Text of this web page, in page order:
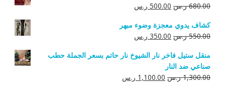
680.00 ر.س السعر
هو:
680.00 ر.س.
500.00 ر.سالسعر
هو:
500.00 ر.س.
كشاف يدوي معجزة وضوء مبهر
550.00 ر.س السعر
هو:
550.00 ر.س.
350.00 ر.سالسعر
هو:
منقل ستيل فاخر نار الشيوخ نار حاتم بسعر الجملة حطب
صناعي ضد النار
1,300.00 ر.س السعر
1,100.00 ر.سالسعر